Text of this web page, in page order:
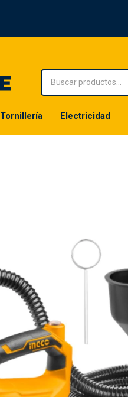
Tornillería Electricidad